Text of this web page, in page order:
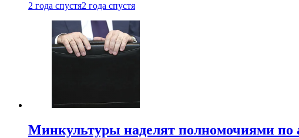
2 года спустя2 года спустя
Минкультуры наделят полномочиями по